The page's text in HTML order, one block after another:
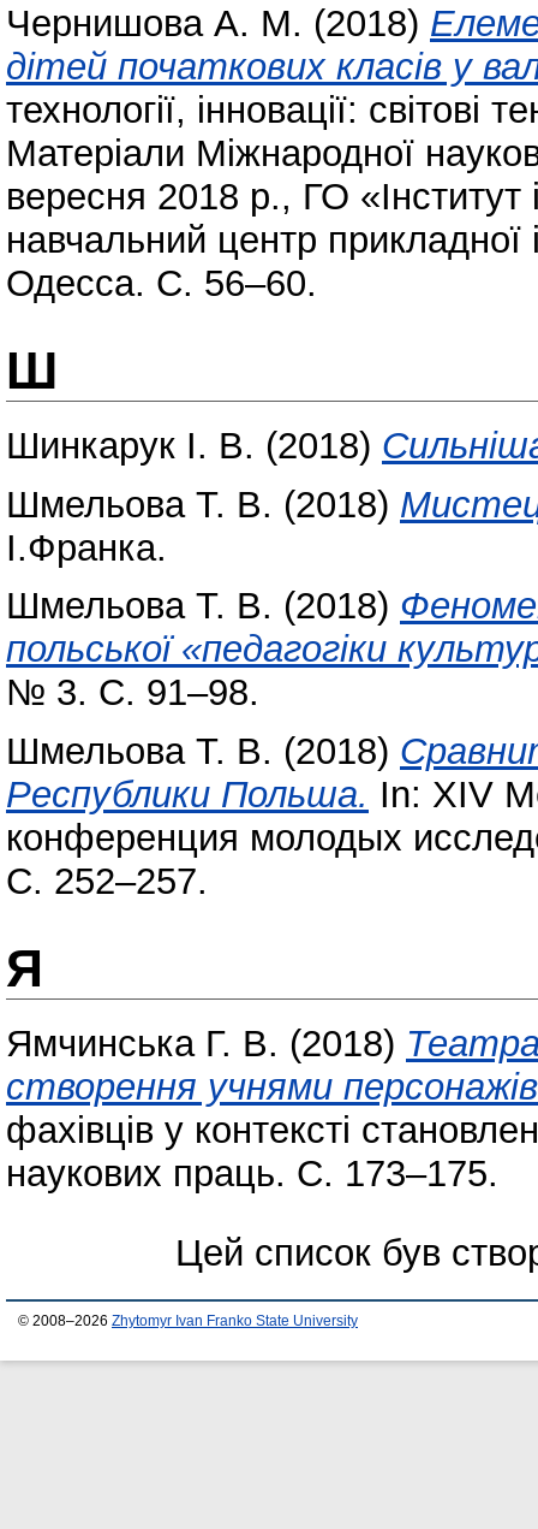
Чернишова А. М. (2018)
дітей початкових класів у
технології, інновації: світові
Матеріали Міжнародної
вересня 2018 р., ГО «Інститут
навчальний центр
Одесса. С. 56–60.
Ш
Шинкарук І. В. (2018)
Шмельова Т. В. (2018)
І.Франка.
Шмельова Т. В. (2018)
польської «педагогіки
№ 3. С. 91–98.
Шмельова Т. В. (2018)
Республики Польша. In: XIV
конференция молодых
С. 252–257.
Я
Ямчинська Г. В. (2018)
створення учнями
фахівців у контексті
наукових праць. С. 173–175.
Цей список був
© 2008–2026 Zhytomyr Ivan Franko State University